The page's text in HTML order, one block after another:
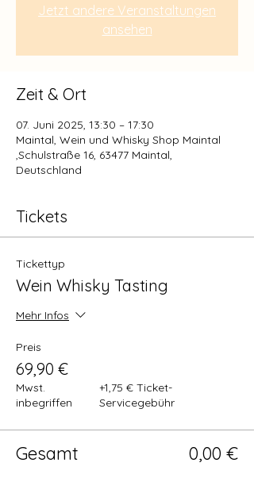
Jetzt andere Veranstaltungen
ansehen
Zeit & Ort
07. Juni 2025, 13:30 – 17:30
Maintal, Wein und Whisky Shop Maintal
,Schulstraße 16, 63477 Maintal,
Deutschland
Tickets
Tickettyp
Wein Whisky Tasting
Mehr Infos
Preis
69,90 €
Mwst.
inbegriffen
+1,75 € Ticket-
Servicegebühr
Gesamt 0,00 €